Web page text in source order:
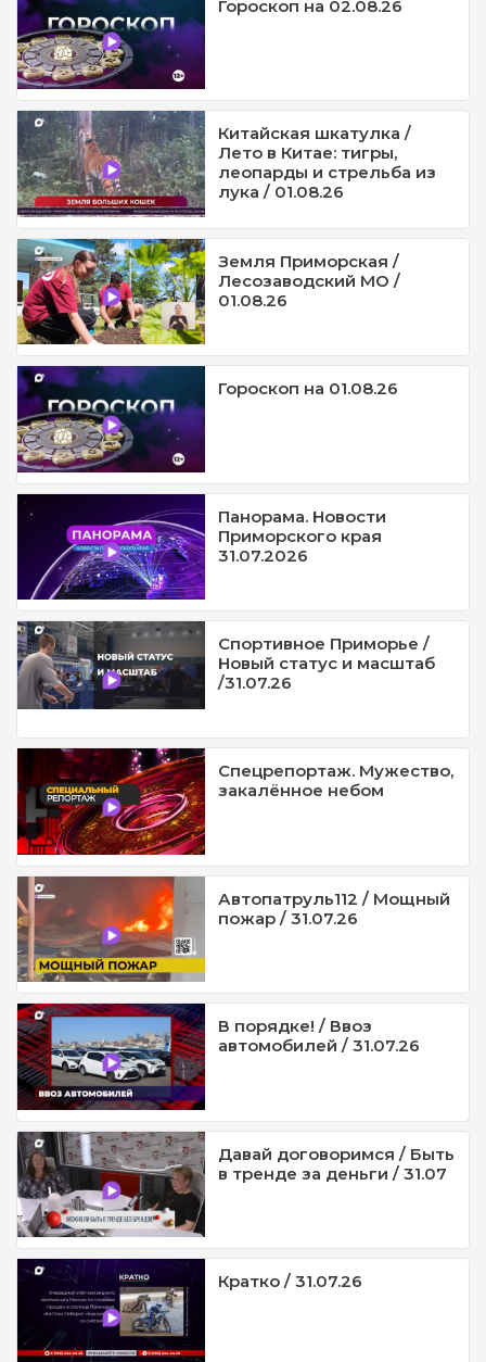
Гороскоп на 02.08.26
Китайская шкатулка /
Лето в Китае: тигры,
леопарды и стрельба из
лука / 01.08.26
Земля Приморская /
Лесозаводский МО /
01.08.26
Гороскоп на 01.08.26
Панорама. Новости
Приморского края
31.07.2026
Спортивное Приморье /
Новый статус и масштаб
/31.07.26
Спецрепортаж. Мужество,
закалённое небом
Автопатруль112 / Мощный
пожар / 31.07.26
В порядке! / Ввоз
автомобилей / 31.07.26
Давай договоримся / Быть
в тренде за деньги / 31.07
Кратко / 31.07.26